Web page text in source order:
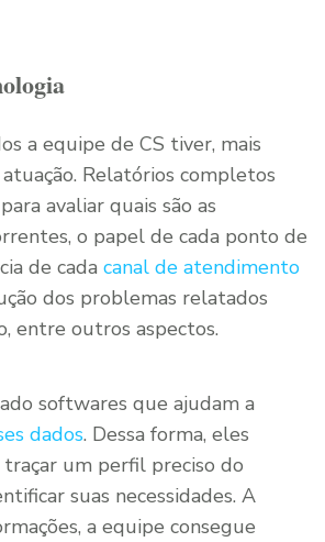
a equipe de CS tiver, mais
Relatórios completos
avaliar quais são as
o papel de cada ponto de
de cada canal de atendimento
dos problemas relatados
entre outros aspectos.
softwares que ajudam a
dados. Dessa forma, eles
um perfil preciso do
suas necessidades. A
a equipe consegue